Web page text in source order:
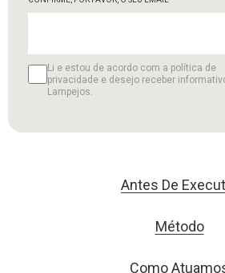
Li e estou de acordo com a política de
privacidade e desejo receber
Lampejos.
Antes De
Método
Como